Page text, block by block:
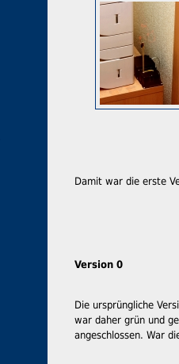
Damit war die erste
Version 0
Die ursprüngliche
war daher grün und
angeschlossen. War